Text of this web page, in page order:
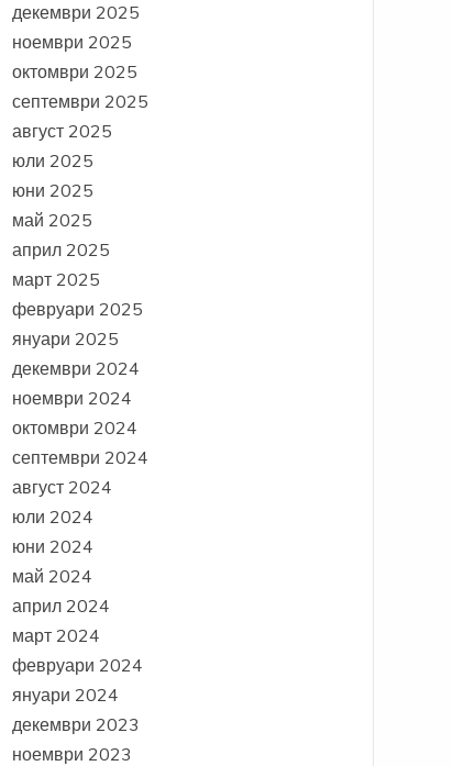
декември 2025
ноември 2025
октомври 2025
септември 2025
август 2025
юли 2025
юни 2025
май 2025
април 2025
март 2025
февруари 2025
януари 2025
декември 2024
ноември 2024
октомври 2024
септември 2024
август 2024
юли 2024
юни 2024
май 2024
април 2024
март 2024
февруари 2024
януари 2024
декември 2023
ноември 2023